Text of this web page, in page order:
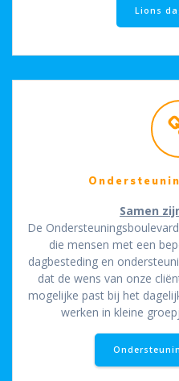
Lions
Samen
De
die mensen met een
dagbesteding en
dat de wens van onze
mogelijke past bij het
werken in kleine